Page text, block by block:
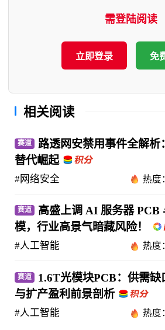
需登陆阅读
立即登录 免
相关阅读
赛道
路透网安禁用事件全解析
替代崛起
#网络安全 热度
赛道
高盛上调 AI 服务器 PCB
模，行业高景气暗藏风险！
#人工智能 热度
赛道
1.6T光模块PCB：供需缺
与扩产盈利前景剖析
#人工智能 热度